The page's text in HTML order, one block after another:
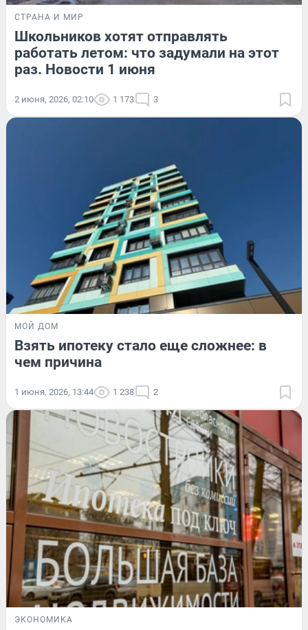
СТРАНА И МИР
Школьников хотят отправлять
работать летом: что задумали на этот
раз. Новости 1 июня
2 июня, 2026, 02:10 1 173 3
МОЙ ДОМ
Взять ипотеку стало еще сложнее: в
чем причина
1 июня, 2026, 13:44 1 238 2
ЭКОНОМИКА